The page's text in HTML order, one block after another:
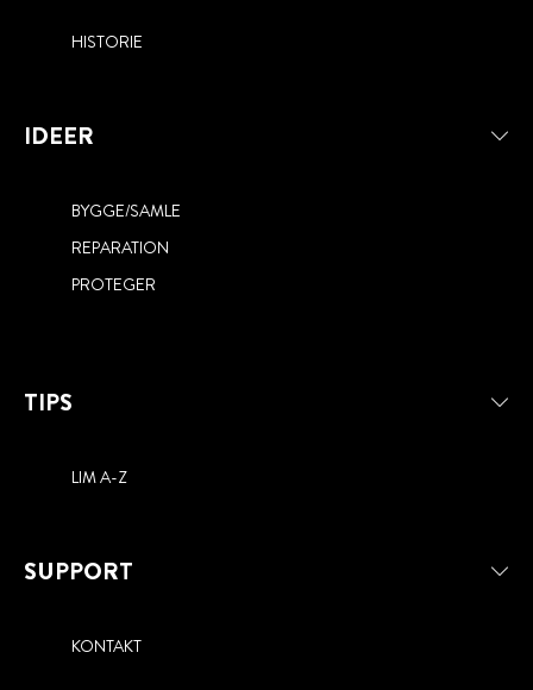
HISTORIE
IDEER
BYGGE/SAMLE
REPARATION
PROTEGER
TIPS
LIM A-Z
SUPPORT
KONTAKT